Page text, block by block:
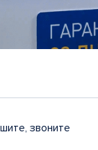
звоните